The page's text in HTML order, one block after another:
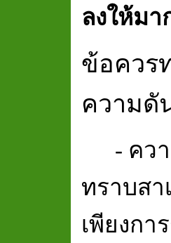
ลงให้มา
ข้อควร
ความดั
- คว
ทราบสา
เพียงกา